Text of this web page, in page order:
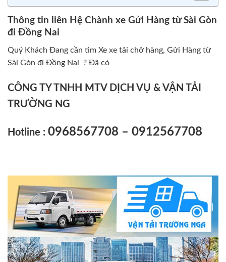
Thông tin liên Hệ Chành xe Gửi Hàng từ Sài Gòn
đi Đồng Nai
Quý Khách Đang cần tìm Xe xe tải chở hàng, Gửi Hàng từ
Sài Gòn đi Đồng Nai ? Đã có
CÔNG TY TNHH MTV DỊCH VỤ & VẬN TẢI
TRƯỜNG NG
Hotline : 0968567708 – 0912567708